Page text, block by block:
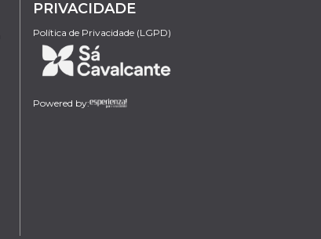
PRIVACIDADE
Política de Privacidade (LGPD)
Powered by: